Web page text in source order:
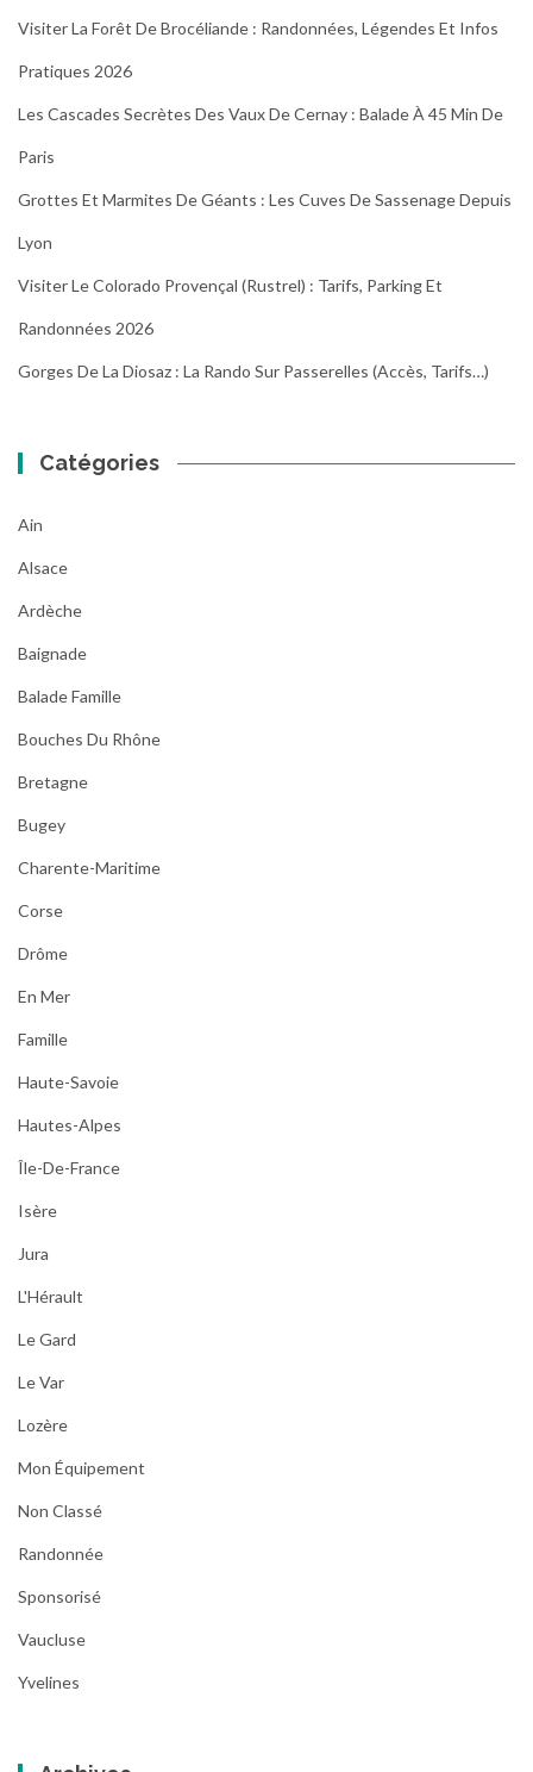
Visiter La Forêt De Brocéliande : Randonnées, Légendes Et Infos
Pratiques 2026
Les Cascades Secrètes Des Vaux De Cernay : Balade À 45 Min De
Paris
Grottes Et Marmites De Géants : Les Cuves De Sassenage Depuis
Lyon
Visiter Le Colorado Provençal (Rustrel) : Tarifs, Parking Et
Randonnées 2026
Gorges De La Diosaz : La Rando Sur Passerelles (Accès, Tarifs…)
Catégories
Ain
Alsace
Ardèche
Baignade
Balade Famille
Bouches Du Rhône
Bretagne
Bugey
Charente-Maritime
Corse
Drôme
En Mer
Famille
Haute-Savoie
Hautes-Alpes
Île-De-France
Isère
Jura
L'Hérault
Le Gard
Le Var
Lozère
Mon Équipement
Non Classé
Randonnée
Sponsorisé
Vaucluse
Yvelines